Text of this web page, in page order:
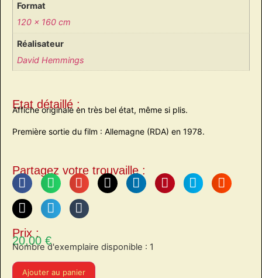
Format
120 x 160 cm
Réalisateur
David Hemmings
Etat détaillé :
Affiche originale en très bel état, même si plis.
Première sortie du film : Allemagne (RDA) en 1978.
Partagez votre trouvaille :
Prix :
20,00 €
Nombre d'exemplaire disponible : 1
Ajouter au panier